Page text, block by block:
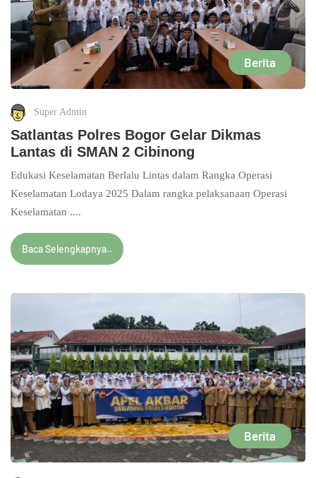
Berita
Super Admin
Satlantas Polres Bogor Gelar Dikmas
Lantas di SMAN 2 Cibinong
Edukasi Keselamatan Berlalu Lintas dalam Rangka Operasi
Keselamatan Lodaya 2025 Dalam rangka pelaksanaan Operasi
Keselamatan ....
Baca Selengkapnya..
Berita